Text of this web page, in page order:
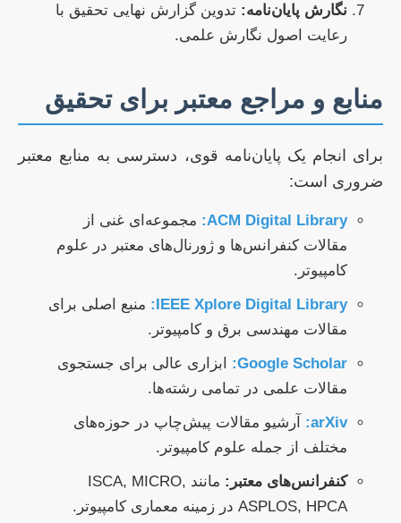
نگارش پایان‌نامه: تدوین گزارش نهایی تحقیق با
رعایت اصول نگارش علمی.
منابع و مراجع معتبر برای تحقیق
برای انجام یک پایان‌نامه قوی، دسترسی به منابع معتبر
ضروری است:
ACM Digital Library:
مجموعه‌ای غنی از
مقالات کنفرانس‌ها و ژورنال‌های معتبر در علوم
کامپیوتر.
IEEE Xplore Digital Library:
منبع اصلی برای
مقالات مهندسی برق و کامپیوتر.
Google Scholar:
ابزاری عالی برای جستجوی
مقالات علمی در تمامی رشته‌ها.
arXiv:
آرشیو مقالات پیش‌چاپ در حوزه‌های
مختلف از جمله علوم کامپیوتر.
کنفرانس‌های معتبر:
مانند ISCA, MICRO,
ASPLOS, HPCA در زمینه معماری کامپیوتر.